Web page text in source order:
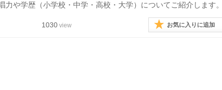
や学歴（小学校・中学・高校・大学）についてご紹介します。
1030 view お気に入りに追加